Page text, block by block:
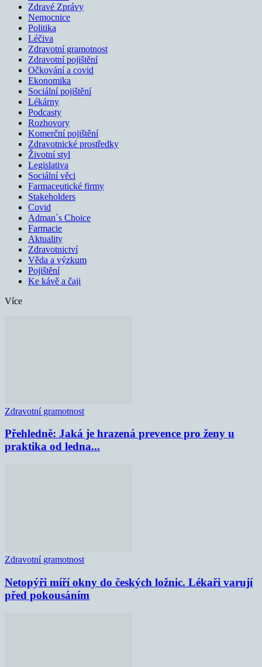
Zdravé Zprávy
Nemocnice
Politika
Léčiva
Zdravotní gramotnost
Zdravotní pojištění
Očkování a covid
Ekonomika
Sociální pojištění
Lékárny
Podcasty
Rozhovory
Komerční pojištění
Zdravotnické prostředky
Životní styl
Legislativa
Sociální věci
Farmaceutické firmy
Stakeholders
Covid
Adman´s Choice
Farmacie
Aktuality
Zdravotnictví
Věda a výzkum
Pojištění
Ke kávě a čaji
Více
Zdravotní gramotnost
Přehledně: Jaká je hrazená prevence pro ženy u
praktika od ledna...
Zdravotní gramotnost
Netopýři míří okny do českých ložnic. Lékaři varují
před pokousáním